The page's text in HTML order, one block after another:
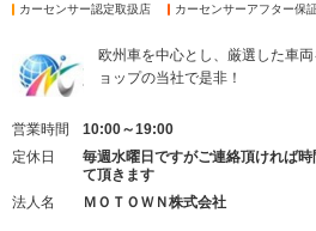
カーセンサー認定取扱店 カーセンサーアフター保
欧州車を中心とし、厳選した車
ョップの当社で是非！
営業時間
10:00～19:00
定休日
毎週水曜日ですがご連絡頂ければ
て頂きます
法人名
ＭＯＴＯＷＮ株式会社